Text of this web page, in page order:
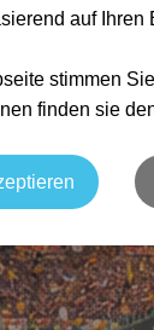
auf Ihren
stimmen
finden sie